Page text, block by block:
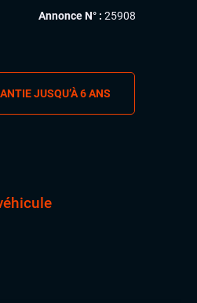
Annonce N° : 25908
JUSQU’À 6 ANS